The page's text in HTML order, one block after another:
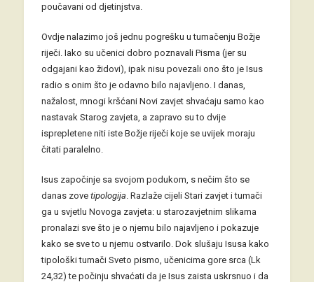
poučavani od djetinjstva.
Ovdje nalazimo još jednu pogrešku u tumačenju Božje
riječi. Iako su učenici dobro poznavali Pisma (jer su
odgajani kao židovi), ipak nisu povezali ono što je Isus
radio s onim što je odavno bilo najavljeno. I danas,
nažalost, mnogi kršćani Novi zavjet shvaćaju samo kao
nastavak Starog zavjeta, a zapravo su to dvije
isprepletene niti iste Božje riječi koje se uvijek moraju
čitati paralelno.
Isus započinje sa svojom podukom, s nečim što se
danas zove tipologija . Razlaže cijeli Stari zavjet i tumači
ga u svjetlu Novoga zavjeta: u starozavjetnim slikama
pronalazi sve što je o njemu bilo najavljeno i pokazuje
kako se sve to u njemu ostvarilo. Dok slušaju Isusa kako
tipološki tumači Sveto pismo, učenicima gore srca (Lk
24,32) te počinju shvaćati da je Isus zaista uskrsnuo i da